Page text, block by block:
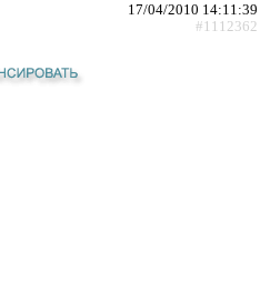
17/04/2010 14:11:39
#1112362